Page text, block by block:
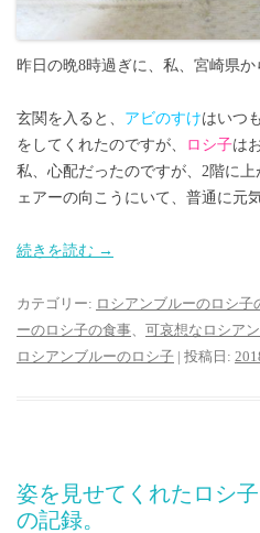
昨日の晩8時過ぎに、私、宮崎県か
玄関を入ると、 アビのすけはいつ
をしてくれたのですが、
ロシ子は
私、心配だったのですが、2階に上
ェアーの向こうにいて、普通に元
続きを読む →
カテゴリー: ロシアンブルーのロシ子
ーのロシ子の食事
可哀想なロシア
ロシアンブルーのロシ子 | 投稿日:
姿を見せてくれたロシ
の記録。